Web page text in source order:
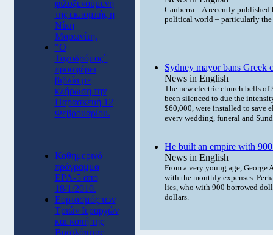
φιλοξενούμενη
της εκπομπής η
Νίκη
Μαρωνίτη.
"Ο
Ταχυδρόμος΄'
προσφέρει
βιβλία με
κλήρωση την
Παρασκευή 12
Φεβρουαρίου.
Καθημερινό
πρόγραμμα
ΕΡΑ-5 από
18/1/2010.
Εορτασμός των
Τριών Ιεραρχών
και κοπή της
Βασιλόπιτας
Canberra – A recently
political world – particularly
Sydney mayor bans Greek
News in English
The new electric church bells
been silenced to due the
$60,000, were installed to save
every wedding, funeral and
He built an empire with
News in English
From a very young age,
with the monthly expenses.
lies, who with 900 borrowed
dollars.